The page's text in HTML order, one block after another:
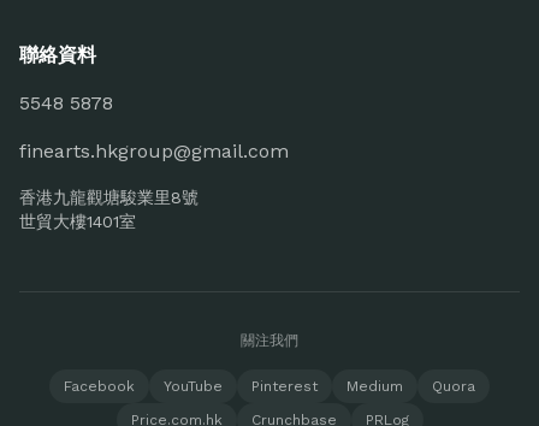
聯絡資料
5548 5878
finearts.hkgroup@gmail.com
香港九龍觀塘駿業里8號
世貿大樓1401室
關注我們
Facebook YouTube Pinterest Medium
Quora
Price.com.hk
Crunchbase PRLog